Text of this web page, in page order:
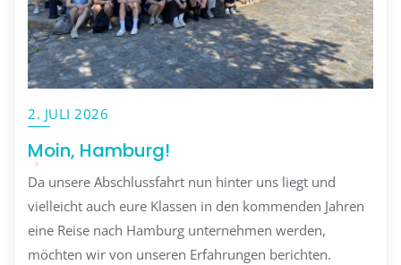
2. JULI 2026
Moin, Hamburg!
Da unsere Abschlussfahrt nun hinter uns liegt und
vielleicht auch eure Klassen in den kommenden Jahren
eine Reise nach Hamburg unternehmen werden,
möchten wir von unseren Erfahrungen berichten.